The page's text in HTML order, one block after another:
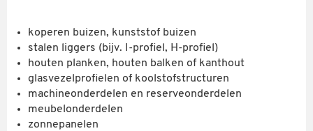
koperen buizen, kunststof buizen
stalen liggers (bijv. I-profiel, H-profiel)
houten planken, houten balken of kanthout
glasvezelprofielen of koolstofstructuren
machineonderdelen en reserveonderdelen
meubelonderdelen
zonnepanelen